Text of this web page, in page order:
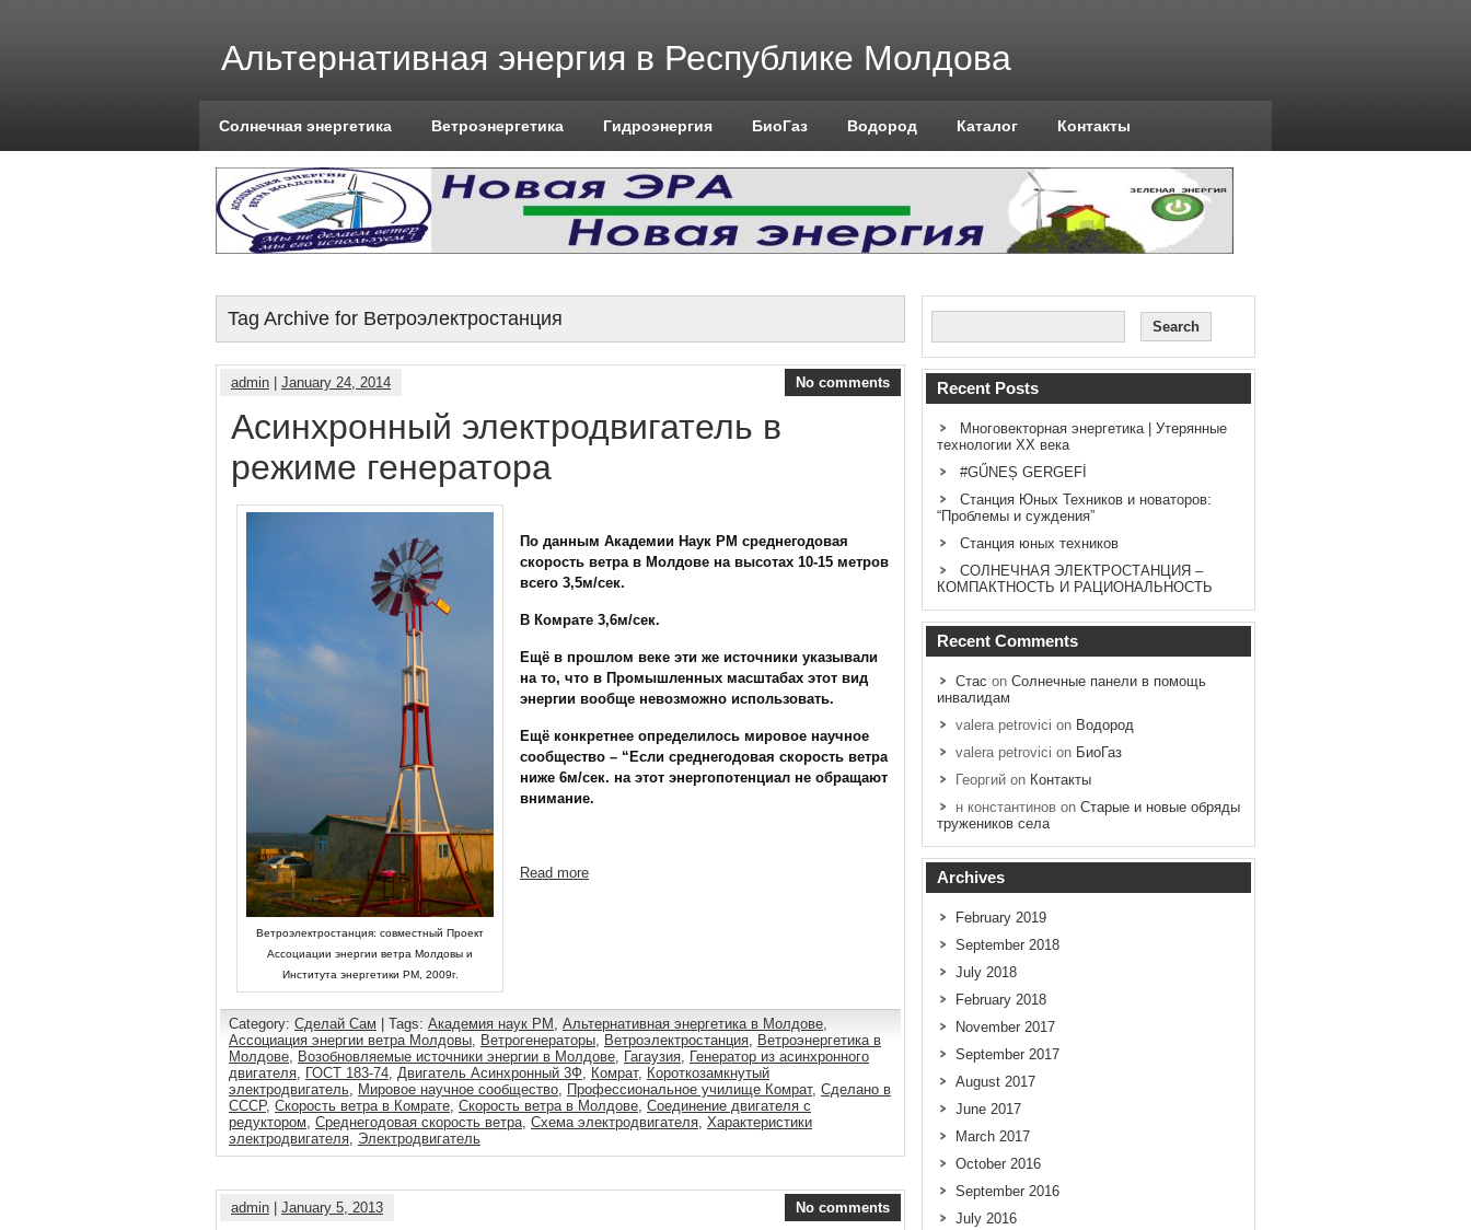
Альтернативная энергия в Республике Молдова
Солнечная энергетика Ветроэнергетика Гидроэнергия БиоГаз Водород Каталог Контакты
Tag Archive for Ветроэлектростанция
admin January 24, 2014 No comments
Асинхронный электродвигатель в
режиме генератора
Ветроэлектростанция: совместный Проект
Ассоциации энергии ветра Молдовы и
Института энергетики РМ, 2009г.
По данным Академии Наук РМ среднегодовая
скорость ветра в Молдове на высотах 10-15 метров
всего 3,5м/сек.
В Комрате 3,6м/сек.
Ещё в прошлом веке эти же источники указывали
на то, что в Промышленных масштабах этот вид
энергии вообще невозможно использовать.
Ещё конкретнее определилось мировое научное
сообщество – “Если среднегодовая скорость ветра
ниже 6м/сек. на этот энергопотенциал не обращают
внимание.
Read more
Category: Сделай Сам | Tags: Академия наук РМ Альтернативная энергетика в Молдове
Ассоциация энергии ветра Молдовы Ветрогенераторы Ветроэлектростанция Ветроэнергетика в
Молдове Возобновляемые источники энергии в Молдове Гагаузия Генератор из асинхронного
двигателя ГОСТ 183-74 Двигатель Асинхронный 3Ф Комрат, Короткозамкнутый
электродвигатель Мировое научное сообщество Профессиональное училище Комрат, Сделано в
СССР, Скорость ветра в Комрате Скорость ветра в Молдове Соединение двигателя с
редуктором Среднегодовая скорость ветра Схема электродвигателя Характеристики
электродвигателя Электродвигатель
admin | January 5, 2013 No comments
Recent Posts
Многовекторная энергетика | Утерянные
технологии ХХ века
#GŰNEȘ GERGEFİ
Станция Юных Техников и новаторов:
“Проблемы и суждения”
Станция юных техников
СОЛНЕЧНАЯ ЭЛЕКТРОСТАНЦИЯ –
КОМПАКТНОСТЬ И РАЦИОНАЛЬНОСТЬ
Recent Comments
Стас on Солнечные панели в помощь
инвалидам
valera petrovici on Водород
valera petrovici on БиоГаз
Георгий on Контакты
н константинов on Старые и новые обряды
тружеников села
Archives
February 2019
September 2018
July 2018
February 2018
November 2017
September 2017
August 2017
June 2017
March 2017
October 2016
September 2016
July 2016